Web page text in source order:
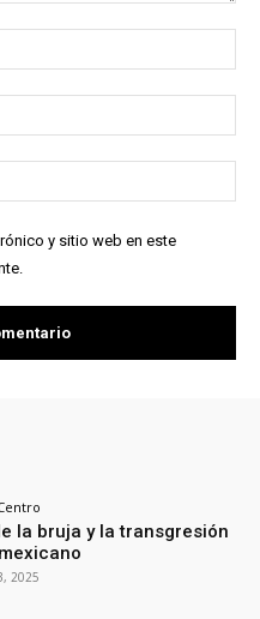
y sitio web en este
la bruja y la transgresión
2025